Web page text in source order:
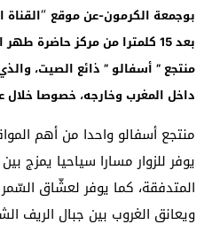
بوجمعة الكرمون-عن موقع “القناة
بعد 15 كلمترا من مركز حاضرة
منتجع ” أسفالو ” ذائع الصيت،
داخل المغرب وخارجه، خصوصا
منتجع أسفالو واحدا من أهم
يوفر للزوار مسارا سياحيا يمزج
المتدفقة، كما يوفر لعشّاق
ويعانق الغروب بين جبال الريف